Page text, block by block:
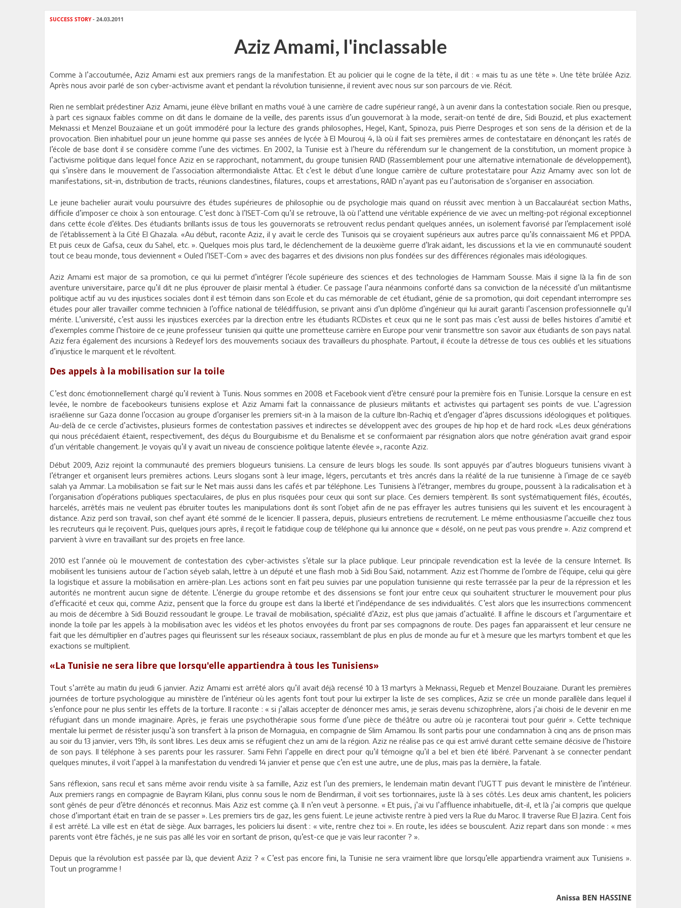
SUCCESS STORY- 24.03.2011
Aziz Amami, l'inclassable
Comme à l’accoutumée, Aziz Amami est aux premiers rangs de la manifestation. Et au policier qui le cogne de la tête, il dit : « mais tu as une tête ». Une tête brûlée Aziz.
Après nous avoir parlé de son cyber-activisme avant et pendant la révolution tunisienne, il revient avec nous sur son parcours de vie. Récit.
Rien ne semblait prédestiner Aziz Amami, jeune élève brillant en maths voué à une carrière de cadre supérieur rangé, à un avenir dans la contestation sociale. Rien ou presque,
à part ces signaux faibles comme on dit dans le domaine de la veille, des parents issus d’un gouvernorat à la mode, serait-on tenté de dire, Sidi Bouzid, et plus exactement
Meknassi et Menzel Bouzaïane et un goût immodéré pour la lecture des grands philosophes, Hegel, Kant, Spinoza, puis Pierre Desproges et son sens de la dérision et de la
provocation. Bien inhabituel pour un jeune homme qui passe ses années de lycée à El Mourouj 4, là où il fait ses premières armes de contestataire en dénonçant les ratés de
l’école de base dont il se considère comme l’une des victimes. En 2002, la Tunisie est à l’heure du référendum sur le changement de la constitution, un moment propice à
l’activisme politique dans lequel fonce Aziz en se rapprochant, notamment, du groupe tunisien RAID (Rassemblement pour une alternative internationale de développement),
qui s’insère dans le mouvement de l’association altermondialiste Attac. Et c’est le début d’une longue carrière de culture protestataire pour Aziz Amamy avec son lot de
manifestations, sit-in, distribution de tracts, réunions clandestines, filatures, coups et arrestations, RAID n’ayant pas eu l’autorisation de s’organiser en association.
Le jeune bachelier aurait voulu poursuivre des études supérieures de philosophie ou de psychologie mais quand on réussit avec mention à un Baccalauréat section Maths,
difficile d’imposer ce choix à son entourage. C’est donc à l’ISET-Com qu’il se retrouve, là où l’attend une véritable expérience de vie avec un melting-pot régional exceptionnel
dans cette école d’élites. Des étudiants brillants issus de tous les gouvernorats se retrouvent reclus pendant quelques années, un isolement favorisé par l’emplacement isolé
de l’établissement à la Cité El Ghazala. «Au début, raconte Aziz, il y avait le cercle des Tunisois qui se croyaient supérieurs aux autres parce qu’ils connaissaient M6 et PPDA.
Et puis ceux de Gafsa, ceux du Sahel, etc. ». Quelques mois plus tard, le déclenchement de la deuxième guerre d’Irak aidant, les discussions et la vie en communauté soudent
tout ce beau monde, tous deviennent « Ouled l’ISET-Com » avec des bagarres et des divisions non plus fondées sur des différences régionales mais idéologiques.
Aziz Amami est major de sa promotion, ce qui lui permet d’intégrer l’école supérieure des sciences et des technologies de Hammam Sousse. Mais il signe là la fin de son
aventure universitaire, parce qu’il dit ne plus éprouver de plaisir mental à étudier. Ce passage l’aura néanmoins conforté dans sa conviction de la nécessité d’un militantisme
politique actif au vu des injustices sociales dont il est témoin dans son Ecole et du cas mémorable de cet étudiant, génie de sa promotion, qui doit cependant interrompre ses
études pour aller travailler comme technicien à l’office national de télédiffusion, se privant ainsi d’un diplôme d’ingénieur qui lui aurait garanti l’ascension professionnelle qu’il
mérite. L’université, c’est aussi les injustices exercées par la direction entre les étudiants RCDistes et ceux qui ne le sont pas mais c’est aussi de belles histoires d’amitié et
d’exemples comme l’histoire de ce jeune professeur tunisien qui quitte une prometteuse carrière en Europe pour venir transmettre son savoir aux étudiants de son pays natal.
Aziz fera également des incursions à Redeyef lors des mouvements sociaux des travailleurs du phosphate. Partout, il écoute la détresse de tous ces oubliés et les situations
d’injustice le marquent et le révoltent.
Des appels à la mobilisation sur la toile
C’est donc émotionnellement chargé qu’il revient à Tunis. Nous sommes en 2008 et Facebook vient d’être censuré pour la première fois en Tunisie. Lorsque la censure en est
levée, le nombre de facebookeurs tunisiens explose et Aziz Amami fait la connaissance de plusieurs militants et activistes qui partagent ses points de vue. L’agression
israélienne sur Gaza donne l’occasion au groupe d’organiser les premiers sit-in à la maison de la culture Ibn-Rachiq et d’engager d’âpres discussions idéologiques et politiques.
Au-delà de ce cercle d’activistes, plusieurs formes de contestation passives et indirectes se développent avec des groupes de hip hop et de hard rock. «Les deux générations
qui nous précédaient étaient, respectivement, des déçus du Bourguibisme et du Benalisme et se conformaient par résignation alors que notre génération avait grand espoir
d’un véritable changement. Je voyais qu’il y avait un niveau de conscience politique latente élevée », raconte Aziz.
Début 2009, Aziz rejoint la communauté des premiers blogueurs tunisiens. La censure de leurs blogs les soude. Ils sont appuyés par d’autres blogueurs tunisiens vivant à
l’étranger et organisent leurs premières actions. Leurs slogans sont à leur image, légers, percutants et très ancrés dans la réalité de la rue tunisienne à l’image de ce sayéb
salah ya Ammar. La mobilisation se fait sur le Net mais aussi dans les cafés et par téléphone. Les Tunisiens à l’étranger, membres du groupe, poussent à la radicalisation et à
l’organisation d’opérations publiques spectaculaires, de plus en plus risquées pour ceux qui sont sur place. Ces derniers tempèrent. Ils sont systématiquement filés, écoutés,
harcelés, arrêtés mais ne veulent pas ébruiter toutes les manipulations dont ils sont l’objet afin de ne pas effrayer les autres tunisiens qui les suivent et les encouragent à
distance. Aziz perd son travail, son chef ayant été sommé de le licencier. Il passera, depuis, plusieurs entretiens de recrutement. Le même enthousiasme l’accueille chez tous
les recruteurs qui le reçoivent. Puis, quelques jours après, il reçoit le fatidique coup de téléphone qui lui annonce que « désolé, on ne peut pas vous prendre ». Aziz comprend et
parvient à vivre en travaillant sur des projets en free lance.
2010 est l’année où le mouvement de contestation des cyber-activistes s’étale sur la place publique. Leur principale revendication est la levée de la censure Internet. Ils
mobilisent les tunisiens autour de l’action séyeb salah, lettre à un député et une flash mob à Sidi Bou Saïd, notamment. Aziz est l’homme de l’ombre de l’équipe, celui qui gère
la logistique et assure la mobilisation en arrière-plan. Les actions sont en fait peu suivies par une population tunisienne qui reste terrassée par la peur de la répression et les
autorités ne montrent aucun signe de détente. L’énergie du groupe retombe et des dissensions se font jour entre ceux qui souhaitent structurer le mouvement pour plus
d’efficacité et ceux qui, comme Aziz, pensent que la force du groupe est dans la liberté et l’indépendance de ses individualités. C’est alors que les insurrections commencent
au mois de décembre à Sidi Bouzid ressoudant le groupe. Le travail de mobilisation, spécialité d’Aziz, est plus que jamais d’actualité. Il affine le discours et l’argumentaire et
inonde la toile par les appels à la mobilisation avec les vidéos et les photos envoyées du front par ses compagnons de route. Des pages fan apparaissent et leur censure ne
fait que les démultiplier en d’autres pages qui fleurissent sur les réseaux sociaux, rassemblant de plus en plus de monde au fur et à mesure que les martyrs tombent et que les
exactions se multiplient.
«La Tunisie ne sera libre que lorsqu'elle appartiendra à tous les Tunisiens»
Tout s’arrête au matin du jeudi 6 janvier. Aziz Amami est arrêté alors qu’il avait déjà recensé 10 à 13 martyrs à Meknassi, Regueb et Menzel Bouzaiane. Durant les premières
journées de torture psychologique au ministère de l’intérieur où les agents font tout pour lui extirper la liste de ses complices, Aziz se crée un monde parallèle dans lequel il
s’enfonce pour ne plus sentir les effets de la torture. Il raconte : « si j’allais accepter de dénoncer mes amis, je serais devenu schizophrène, alors j’ai choisi de le devenir en me
réfugiant dans un monde imaginaire. Après, je ferais une psychothérapie sous forme d’une pièce de théâtre ou autre où je raconterai tout pour guérir ». Cette technique
mentale lui permet de résister jusqu’à son transfert à la prison de Mornaguia, en compagnie de Slim Amamou. Ils sont partis pour une condamnation à cinq ans de prison mais
au soir du 13 janvier, vers 19h, ils sont libres. Les deux amis se réfugient chez un ami de la région. Aziz ne réalise pas ce qui est arrivé durant cette semaine décisive de l’histoire
de son pays. Il téléphone à ses parents pour les rassurer. Sami Fehri l’appelle en direct pour qu’il témoigne qu’il a bel et bien été libéré. Parvenant à se connecter pendant
quelques minutes, il voit l’appel à la manifestation du vendredi 14 janvier et pense que c’en est une autre, une de plus, mais pas la dernière, la fatale.
Sans réflexion, sans recul et sans même avoir rendu visite à sa famille, Aziz est l’un des premiers, le lendemain matin devant l’UGTT puis devant le ministère de l’intérieur.
Aux premiers rangs en compagnie de Bayram Kilani, plus connu sous le nom de Bendirman, il voit ses tortionnaires, juste là à ses côtés. Les deux amis chantent, les policiers
sont gênés de peur d’être dénoncés et reconnus. Mais Aziz est comme çà. Il n’en veut à personne. « Et puis, j’ai vu l’affluence inhabituelle, dit-il, et là j’ai compris que quelque
chose d’important était en train de se passer ». Les premiers tirs de gaz, les gens fuient. Le jeune activiste rentre à pied vers la Rue du Maroc. Il traverse Rue El Jazira. Cent fois
il est arrêté. La ville est en état de siège. Aux barrages, les policiers lui disent : « vite, rentre chez toi ». En route, les idées se bousculent. Aziz repart dans son monde : « mes
parents vont être fâchés, je ne suis pas allé les voir en sortant de prison, qu’est-ce que je vais leur raconter ? ».
Depuis que la révolution est passée par là, que devient Aziz ? « C’est pas encore fini, la Tunisie ne sera vraiment libre que lorsqu’elle appartiendra vraiment aux Tunisiens ».
Tout un programme !
Anissa BEN HASSINE